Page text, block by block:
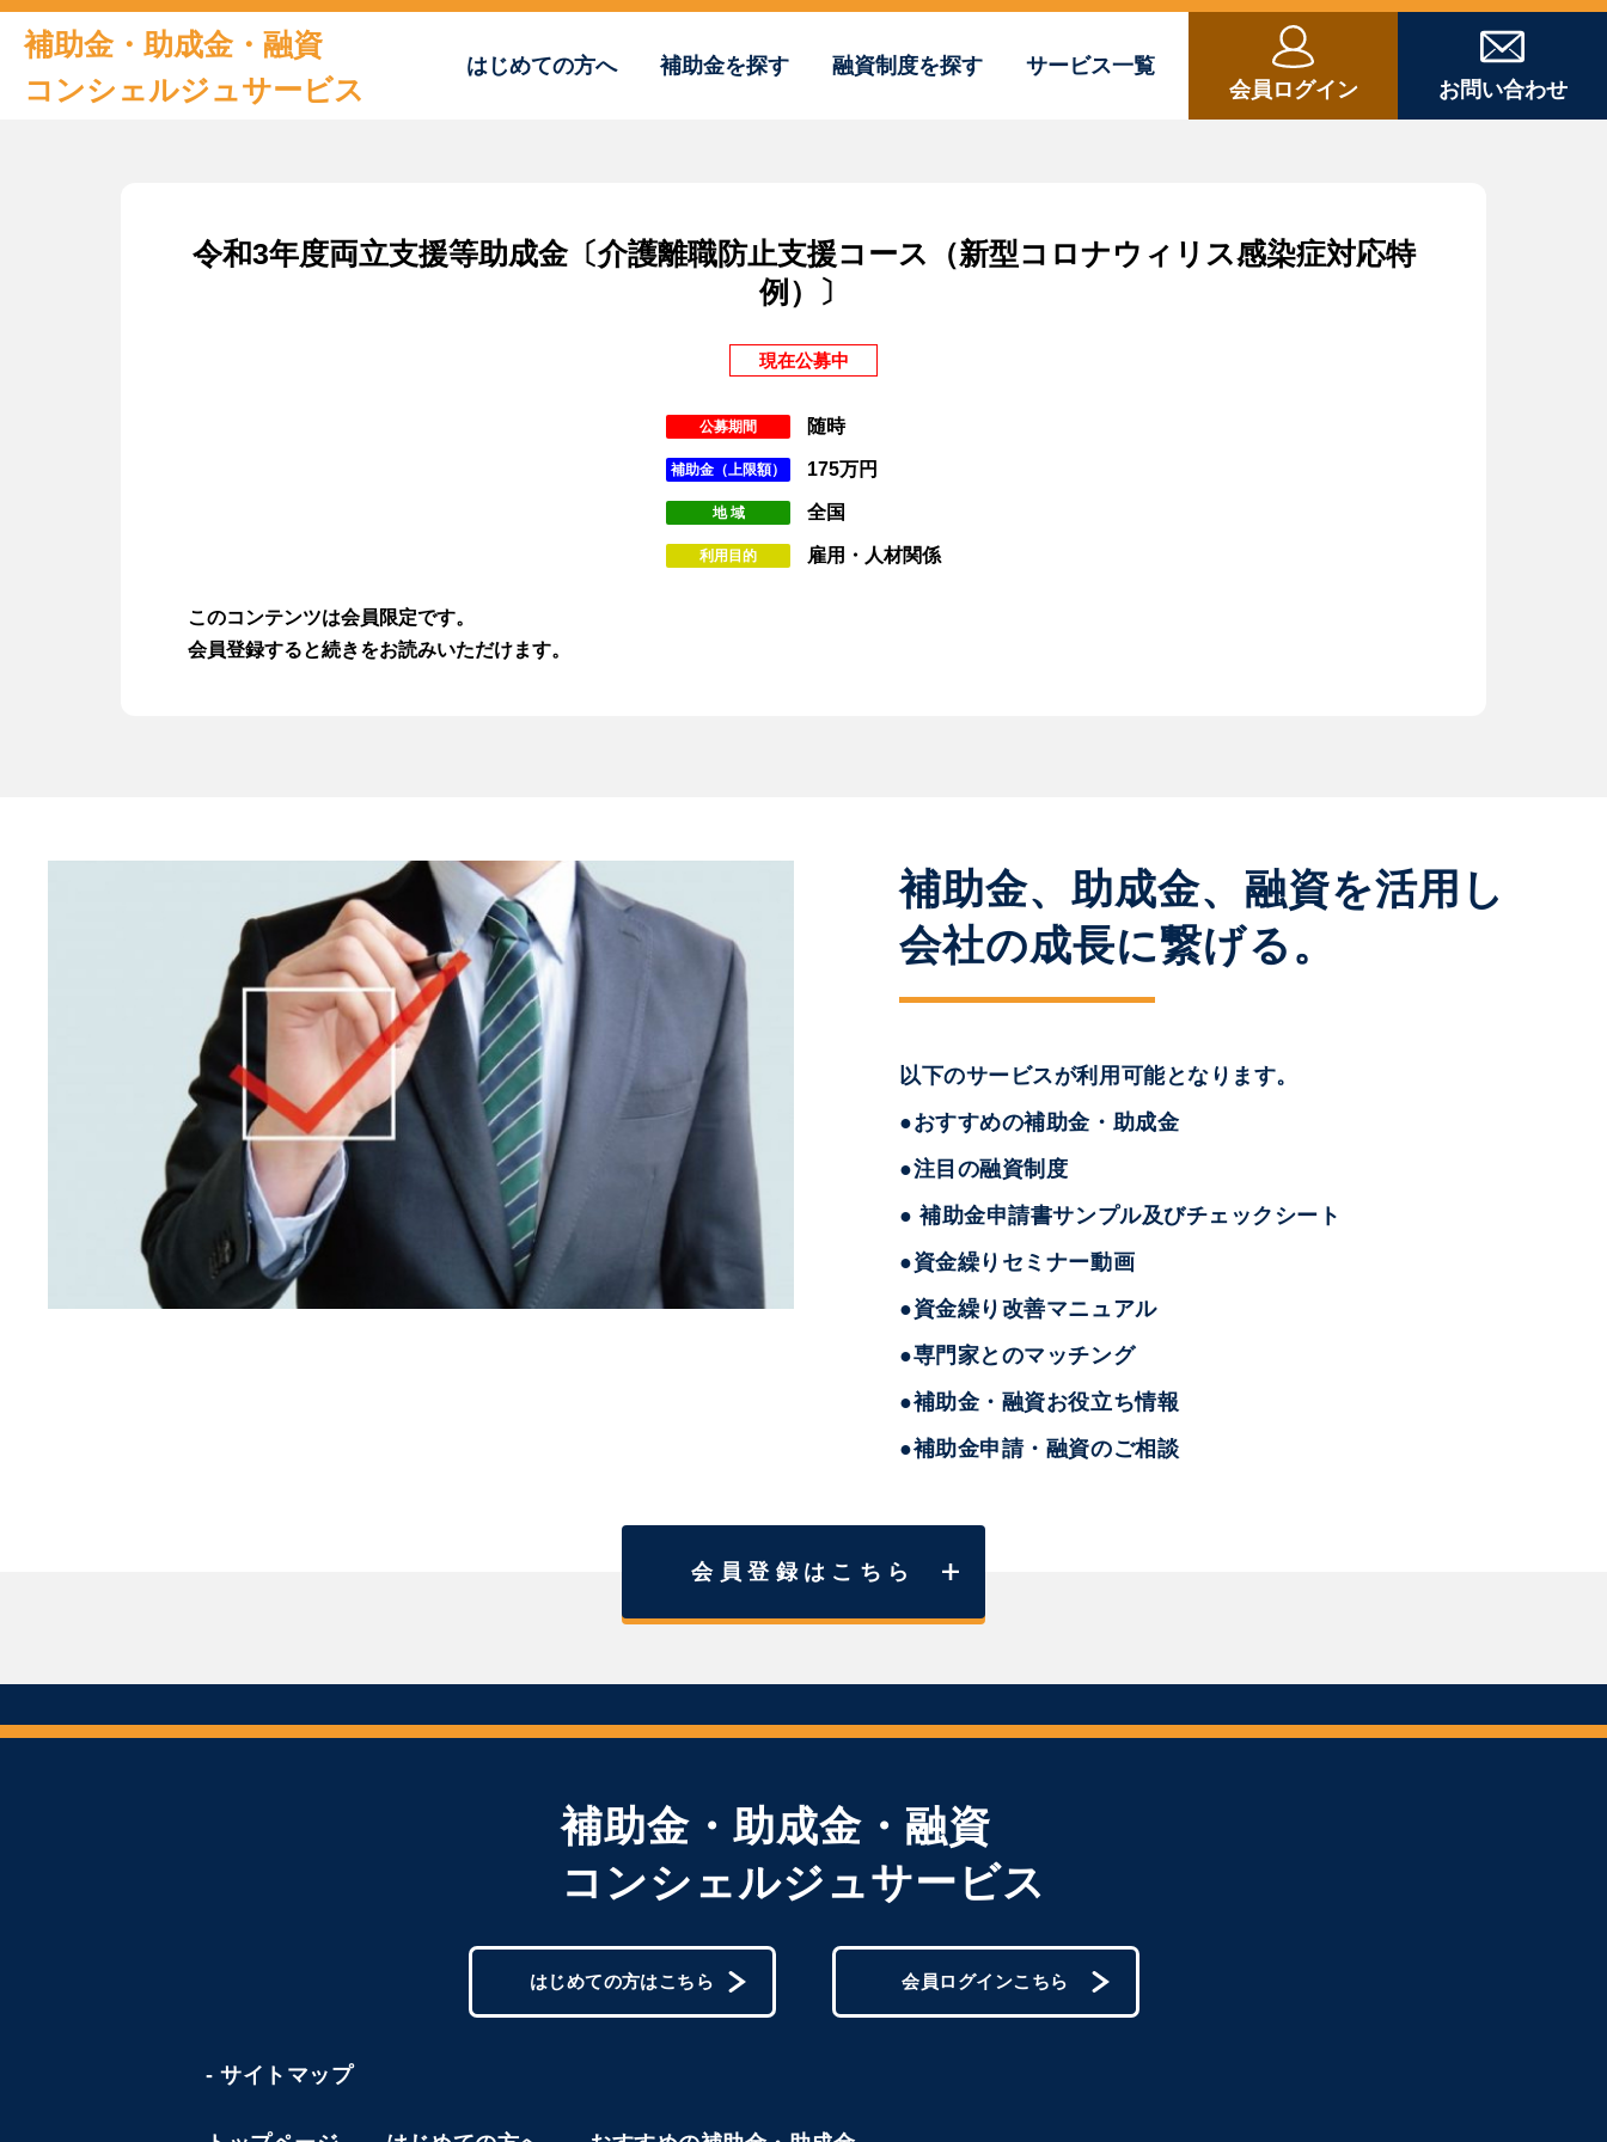
補助金・助成金・融資
コンシェルジュサービス
はじめての方へ 補助金を探す 融資制度を探す
サービス一覧
会員ログイン
お問い合わせ
はじめての方へ
注目の融資制度
令和3年度両立支援等助成金〔介護離職防止支援コース（新型コロナウィリス感染症対応特
例）〕
現在公募中
公募期間 随時
補助金（上限額） 175万円
地 域 全国
利用目的 雇用・人材関係
このコンテンツは会員限定です。
会員登録すると続きをお読みいただけます。
補助金、助成金、融資を活用し
会社の成長に繋げる。
以下のサービスが利用可能となります。
●おすすめの補助金・助成金
●注目の融資制度
● 補助金申請書サンプル及びチェックシート
●資金繰りセミナー動画
●資金繰り改善マニュアル
●専門家とのマッチング
●補助金・融資お役立ち情報
●補助金申請・融資のご相談
会員登録はこちら
補助金・助成金・融資
コンシェルジュサービス
はじめての方はこちら 会員ログインこちら
- サイトマップ